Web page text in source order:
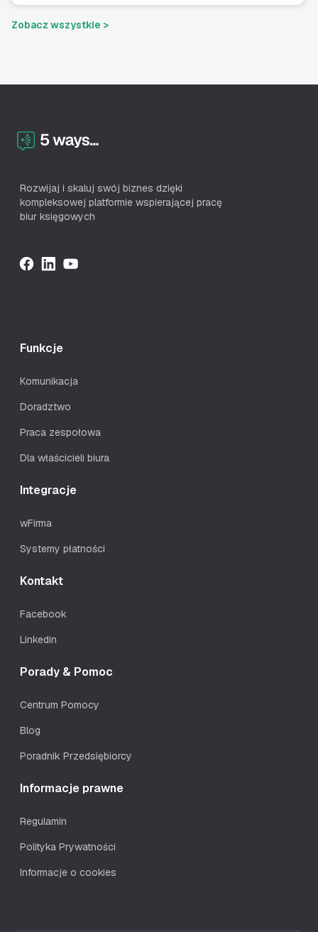
Zobacz wszystkie >
Rozwijaj i skaluj swój biznes dzięki
kompleksowej platformie wspierającej pracę
biur księgowych
Funkcje
Komunikacja
Doradztwo
Praca zespołowa
Dla właścicieli biura
Integracje
wFirma
Systemy płatności
Kontakt
Facebook
Linkedin
Porady & Pomoc
Centrum Pomocy
Blog
Poradnik Przedsiębiorcy
Informacje prawne
Regulamin
Polityka Prywatności
Informacje o cookies